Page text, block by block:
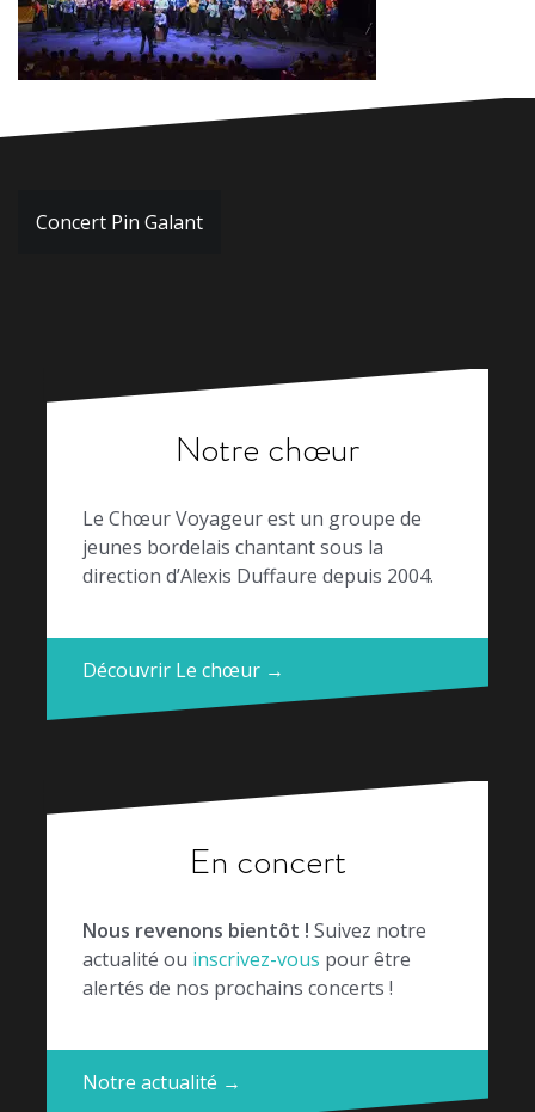
Navigation
Concert Pin Galant
Notre chœur
Le Chœur Voyageur est un groupe de
jeunes bordelais chantant sous la
direction d’Alexis Duffaure depuis 2004.
Découvrir Le chœur →
En concert
Nous revenons bientôt ! Suivez notre
actualité ou inscrivez-vous pour être
alertés de nos prochains concerts !
Notre actualité →